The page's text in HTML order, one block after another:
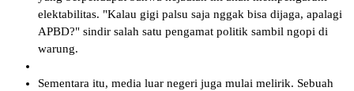
elektabilitas. "Kalau gigi palsu saja nggak bisa dijaga, apalagi
APBD?" sindir salah satu pengamat politik sambil ngopi di
warung.
Sementara itu, media luar negeri juga mulai melirik. Sebuah